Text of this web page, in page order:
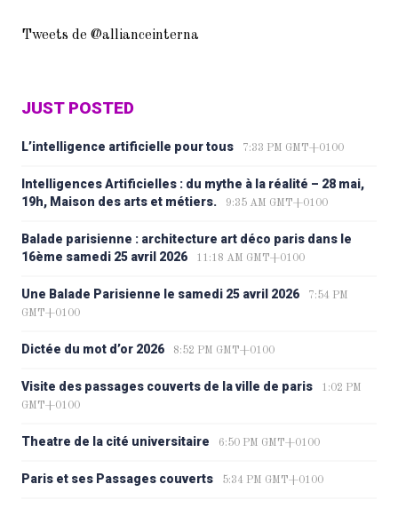
Tweets de @allianceinterna
JUST POSTED
L’intelligence artificielle pour tous 7:33 PM GMT+0100
Intelligences Artificielles : du mythe à la réalité – 28 mai,
19h, Maison des arts et métiers.
9:35 AM GMT+0100
Balade parisienne : architecture art déco paris dans le
16ème samedi 25 avril 2026
11:18 AM GMT+0100
Une Balade Parisienne le samedi 25 avril 2026
7:54 PM
GMT+0100
Dictée du mot d’or 2026 8:52 PM GMT+0100
Visite des passages couverts de la ville de paris
1:02 PM
GMT+0100
Theatre de la cité universitaire 6:50 PM GMT+0100
Paris et ses Passages couverts 5:34 PM GMT+0100